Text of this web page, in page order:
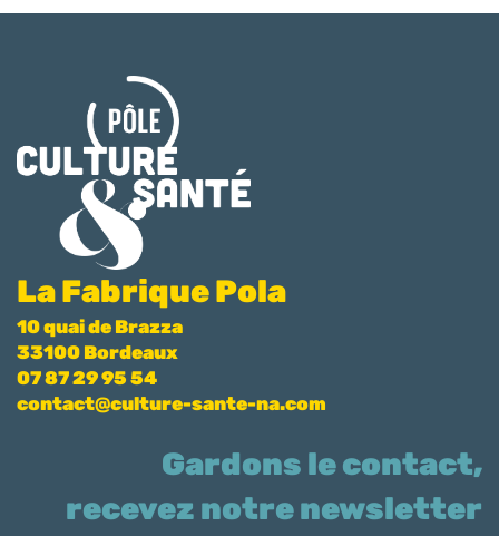
La Fabrique Pola
10 quai de Brazza
33100 Bordeaux
07 87 29 95 54
contact@culture-sante-na.com
Gardons le contact,
recevez notre newsletter